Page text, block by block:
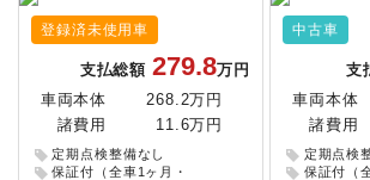
登録済未使用車
支払総額 279.8万円
車両本体
268.2万円
諸費用
11.6万円
定期点検整備なし
保証付（全車1ヶ月・
中古車
支
車両本体
諸費用
定期点検
保証付（